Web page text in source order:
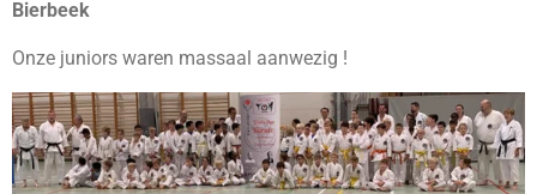
Bierbeek
Onze juniors waren massaal aanwezig !